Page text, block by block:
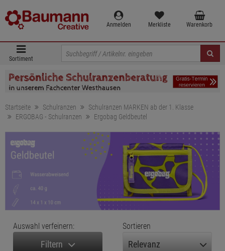
Anmelden Merkliste Warenkorb
Sortiment
Startseite Schulranzen
Schulranzen MARKEN ab der 1. Klasse
ERGOBAG - Schulranzen
Ergobag Geldbeutel
Auswahl verfeinern:
Filtern
Sortieren